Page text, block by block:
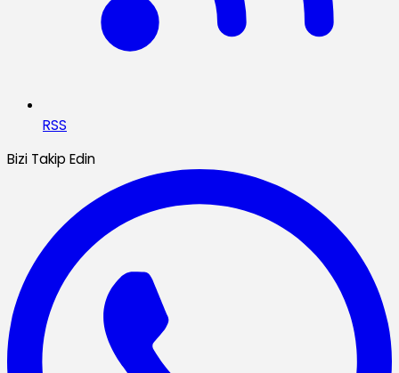
RSS
Bizi Takip Edin